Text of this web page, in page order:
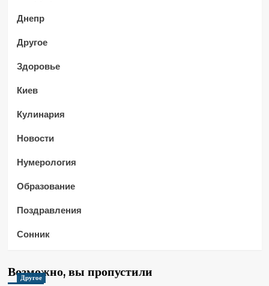
Днепр
Другое
Здоровье
Киев
Кулинария
Новости
Нумерология
Образование
Поздравления
Сонник
Возможно, вы пропустили
Другое